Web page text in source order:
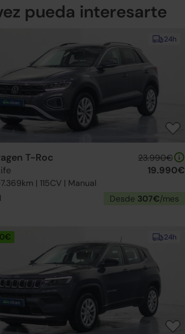
pueda interesarte
24h
T-Roc
| 115CV | Manual
23.990€
19.990€
Desde 307€/mes
24h